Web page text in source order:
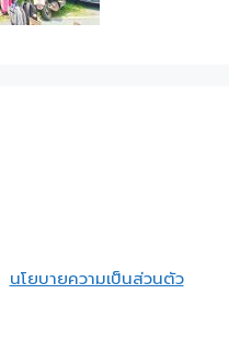
นโยบายความเป็นส่วนตัว